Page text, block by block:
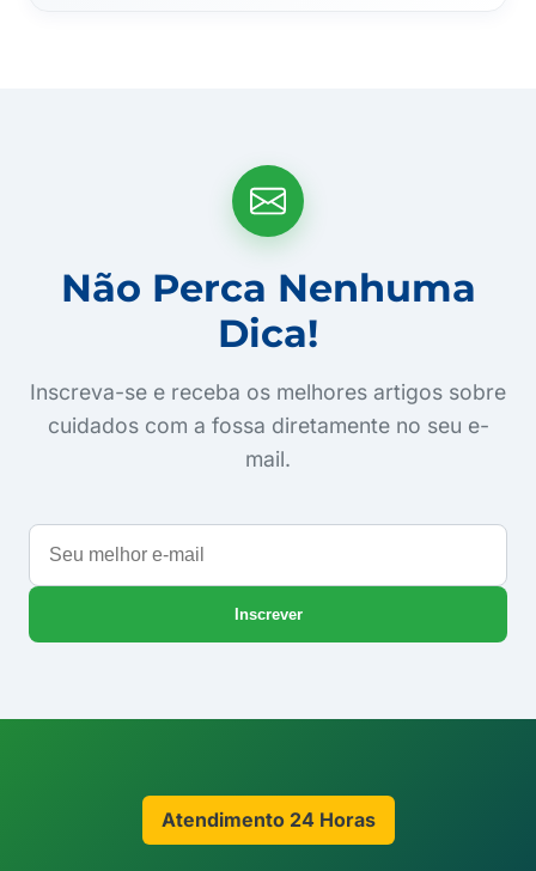
Não Perca Nenhuma
Dica!
Inscreva-se e receba os melhores artigos sobre
cuidados com a fossa diretamente no seu e-
mail.
Seu
melhor
e-
Inscrever
Atendimento 24 Horas